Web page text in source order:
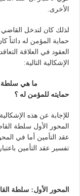
الأخرى.
لذلك كان لتدخل
حماية المؤمن له دائناً
العقود في العلاقة
الإشكالية التالية:
ما هي سلطة
حمايته للمؤمن له ؟
للإجابة عن هذه
المحور الأول سلطة
عقد التأمين أما في
تفسير عقد التأمين
المحور الأول: سلطة